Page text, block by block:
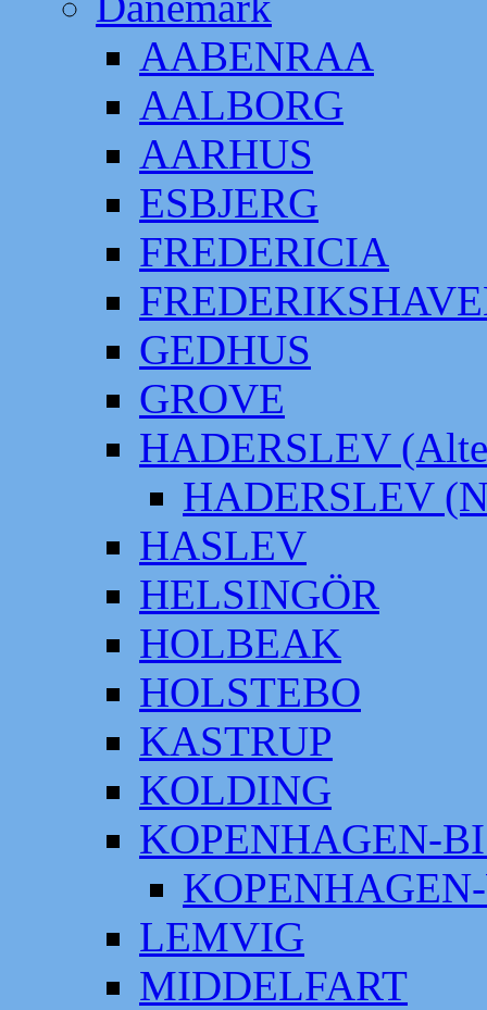
AABENRAA
AALBORG
AARHUS
ESBJERG
FREDERICIA
GEDHUS
GROVE
HADERSLEV
HADERSLEV
HASLEV
HELSINGÖR
HOLBEAK
HOLSTEBO
KASTRUP
KOLDING
KOPENHAGEN-
LEMVIG
MIDDELFART